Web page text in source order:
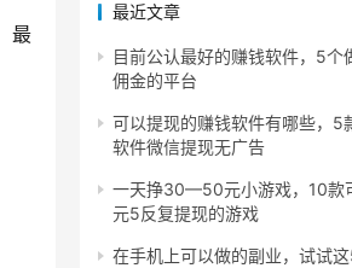
最
最近文章
目前公认最好的赚钱软件，5个
佣金的平台
可以提现的赚钱软件有哪些，5
软件微信提现无广告
一天挣30—50元小游戏，10款
元5反复提现的游戏
在手机上可以做的副业，试试